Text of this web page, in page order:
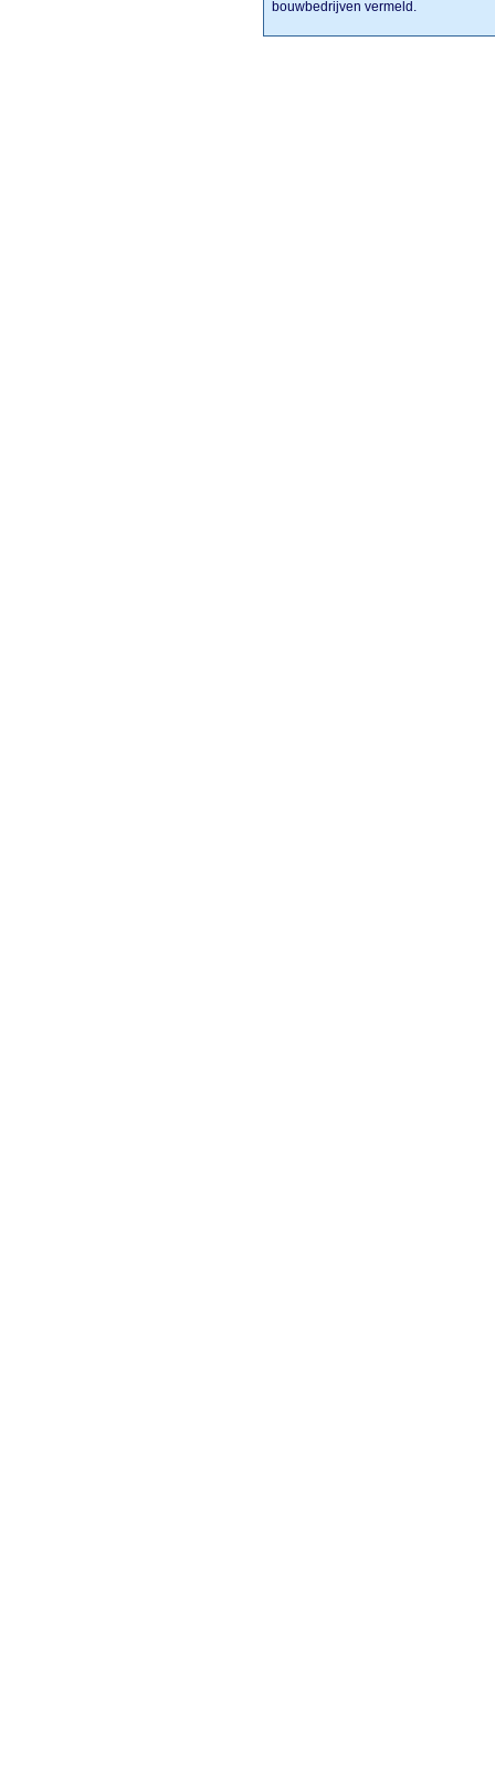
bouwbedrijven vermeld.